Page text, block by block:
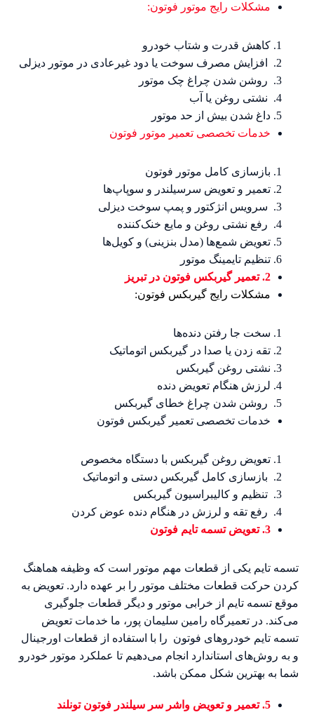
مشکلات رایج موتور فوتون:
کاهش قدرت و شتاب خودرو
افزایش مصرف سوخت یا دود غیرعادی در موتور دیزلی
روشن شدن چراغ چک موتور
نشتی روغن یا آب
داغ شدن بیش از حد موتور
خدمات تخصصی تعمیر موتور فوتون
بازسازی کامل موتور فوتون
تعمیر و تعویض سرسیلندر و سوپاپ‌ها
سرویس انژکتور و پمپ سوخت دیزلی
رفع نشتی روغن و مایع خنک‌کننده
تعویض شمع‌ها (مدل بنزینی) و کویل‌ها
تنظیم تایمینگ موتور
2. تعمیر گیربکس فوتون در تبریز
مشکلات رایج گیربکس فوتون:
سخت جا رفتن دنده‌ها
تقه زدن یا صدا در گیربکس اتوماتیک
نشتی روغن گیربکس
لرزش هنگام تعویض دنده
روشن شدن چراغ خطای گیربکس
خدمات تخصصی تعمیر گیربکس فوتون
تعویض روغن گیربکس با دستگاه مخصوص
بازسازی کامل گیربکس دستی و اتوماتیک
تنظیم و کالیبراسیون گیربکس
رفع تقه و لرزش در هنگام دنده عوض کردن
3. تعویض تسمه تایم فوتون
تسمه تایم یکی از قطعات مهم موتور است که وظیفه هماهنگ
کردن حرکت قطعات مختلف موتور را بر عهده دارد. تعویض به
موقع تسمه تایم از خرابی موتور و دیگر قطعات جلوگیری
می‌کند. در تعمیرگاه رامین سلیمان پور، ما خدمات تعویض
تسمه تایم خودروهای فوتون را با استفاده از قطعات اورجینال
و به روش‌های استاندارد انجام می‌دهیم تا عملکرد موتور خودرو
شما به بهترین شکل ممکن باشد.
5. تعمیر و تعویض واشر سر سیلندر فوتون تونلند